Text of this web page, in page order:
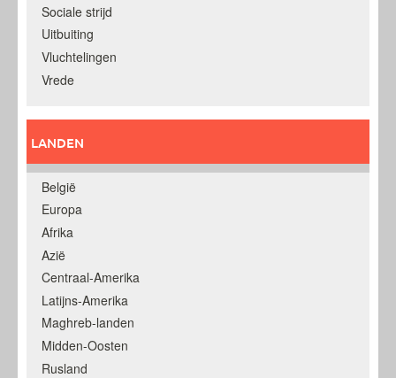
Sociale strijd
Uitbuiting
Vluchtelingen
Vrede
LANDEN
België
Europa
Afrika
Azië
Centraal-Amerika
Latijns-Amerika
Maghreb-landen
Midden-Oosten
Rusland